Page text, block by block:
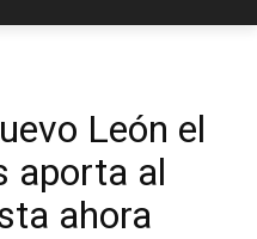
León el
aporta al
ahora